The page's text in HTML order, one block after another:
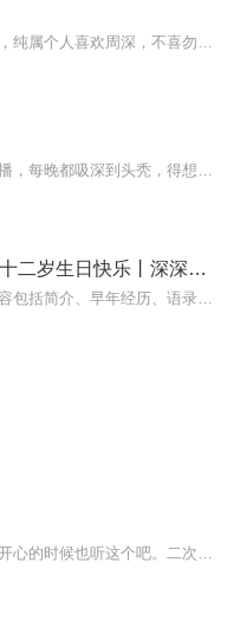
丨周深特辑丨周深三十二岁生日快乐丨深深加油丨